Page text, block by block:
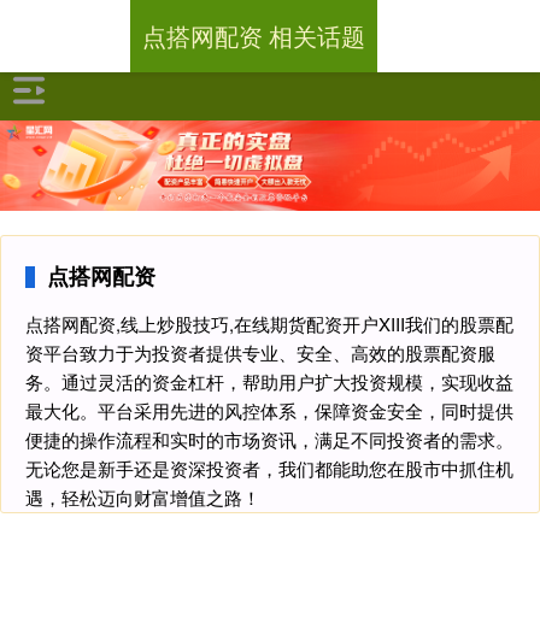
点搭网配资
点搭网配资,线上炒股技巧,在线期货配资开户XIII‌我们的股票配
资平台致力于为投资者提供专业、安全、高效的股票配资服
务。通过灵活的资金杠杆，帮助用户扩大投资规模，实现收益
最大化。平台采用先进的风控体系，保障资金安全，同时提供
便捷的操作流程和实时的市场资讯，满足不同投资者的需求。
无论您是新手还是资深投资者，我们都能助您在股市中抓住机
遇，轻松迈向财富增值之路！
点搭网配资 相关话题